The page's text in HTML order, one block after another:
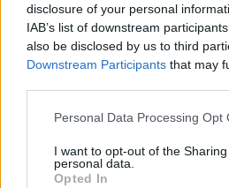
disclosure of your personal
IAB’s list of downstream
also be disclosed by us to third
Downstream Participants that may
Personal Data Processing Opt
I want to opt-out of the
personal data.
Opted In
gość
Ryzyko
Dzień dobry, w czwartek
trwało do poniedziałku. W
nowe opakowanie tabletek
Forum: